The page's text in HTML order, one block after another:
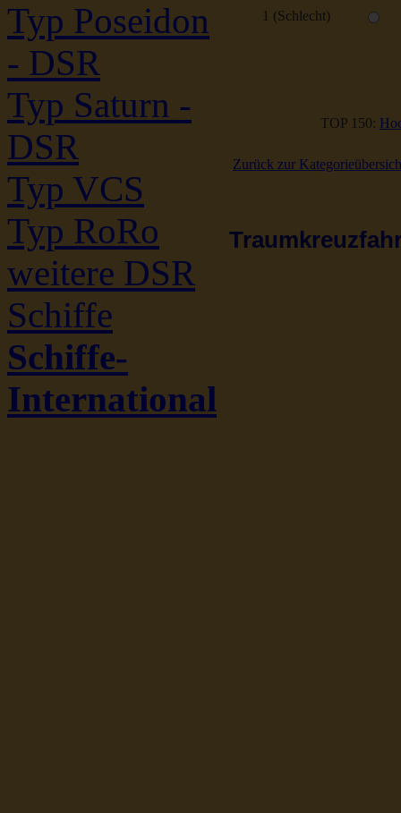
Typ Poseidon
- DSR
Typ Saturn -
DSR
Typ VCS
Typ RoRo
weitere DSR
Schiffe
Schiffe-
International
1 (Schlecht)
TOP 150:
Zurück zur